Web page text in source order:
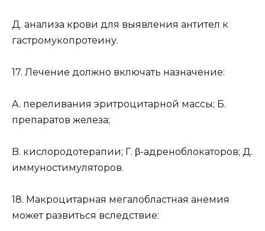
Д. анализа крови для выявления антител к
гастромукопротеину.
17. Лечение должно включать назначение:
A. переливания эритроцитарной массы; Б.
препаратов железа;
B. кислородотерапии; Г. β-адреноблокаторов; Д.
иммуностимуляторов.
18. Макроцитарная мегалобластная анемия
может развиться вследствие: